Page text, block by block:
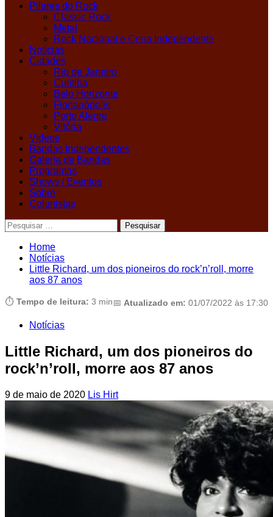
Pilares do Rock
Classic Rock
Metal
Rock Nacional e Cena Independente
Notícias
Cidades
Rio de Janeiro
Curitiba
Belo Horizonte
Florianópolis
Porto Alegre
Vitória
Vídeos
Bandas Independentes
Galeria de Bandas
Programas
Shows / Eventos
Sobre
Colunistas
Pesquisar
por:
Home
Notícias
Little Richard, um dos pioneiros do rock’n’roll, morre
aos 87 anos
⏱️ Tempo de leitura: 3 min📅 Atualizado em: 01/07/2022 às 17:30
Notícias
Little Richard, um dos pioneiros do
rock’n’roll, morre aos 87 anos
9 de maio de 2020 Lis Hirt